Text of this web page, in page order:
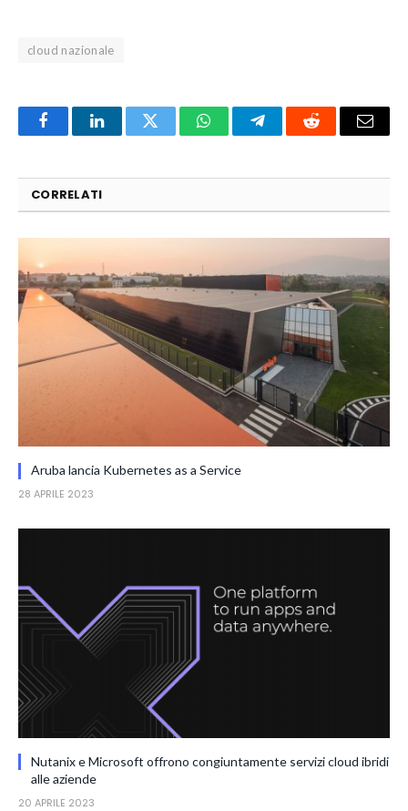
cloud nazionale
FacebookLinkedInTwitter WhatsAppTelegramReddit Email
CORRELATI
Aruba lancia Kubernetes as a Service
28 APRILE 2023
Nutanix e Microsoft offrono congiuntamente servizi cloud ibridi
alle aziende
20 APRILE 2023